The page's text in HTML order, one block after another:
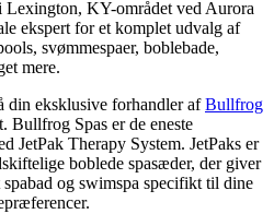
KY-området ved Aurora
ekspert for et komplet udvalg af
svømmespaer, boblebade,
mere.
din eksklusive forhandler afBullfrog
Spas er de eneste
JetPak Therapy System. JetPaks er
boblede spasæder, der giver
og swimspa specifikt til dine